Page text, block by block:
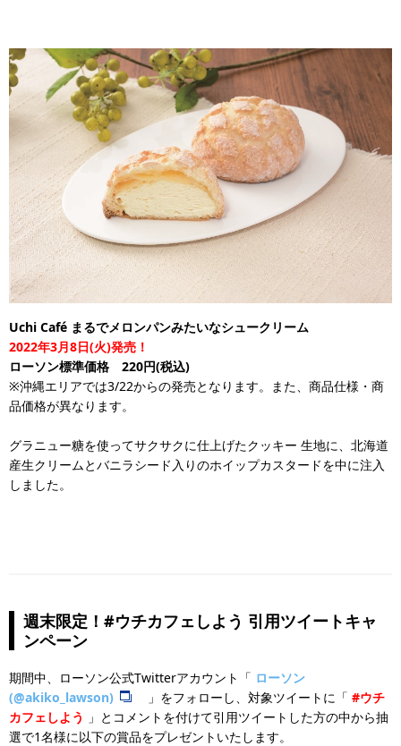
Uchi Café まるでメロンパンみたいなシュークリーム
2022年3月8日(火)発売！
ローソン標準価格 220円(税込)
※沖縄エリアでは3/22からの発売となります。また、商品仕様・商
品価格が異なります。
グラニュー糖を使ってサクサクに仕上げたクッキー 生地に、北海道
産生クリームとバニラシード入りのホイップカスタードを中に注入
しました。
週末限定！#ウチカフェしよう 引用ツイートキャ
ンペーン
期間中、ローソン公式Twitterアカウント「 ローソン
(@akiko_lawson)
」をフォローし、対象ツイートに「 #ウチ
カフェしよう
」とコメントを付けて引用ツイートした方の中から抽
選で1名様に以下の賞品をプレゼントいたします。